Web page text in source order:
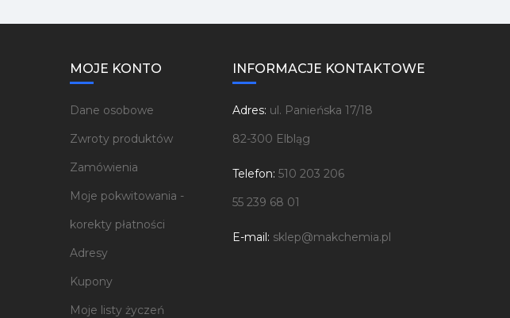
MOJE KONTO
Dane osobowe
Zwroty produktów
Zamówienia
Moje pokwitowania -
korekty płatności
Adresy
Kupony
Moje listy życzeń
INFORMACJE KONTAKTOWE
Adres: ul. Panieńska 17/18
82-300 Elbląg
Telefon: 510 203 206
55 239 68 01
E-mail: sklep@makchemia.pl